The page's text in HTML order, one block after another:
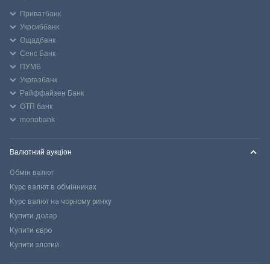
Приватбанк
Укрсиббанк
Ощадбанк
Сенс Банк
ПУМБ
Укргазбанк
Райффайзен Банк
ОТП банк
monobank
Валютний аукціон
Обмін валют
Курс валют в обмінниках
Курс валют на чорному ринку
Купити долар
Купити євро
Купити злотий